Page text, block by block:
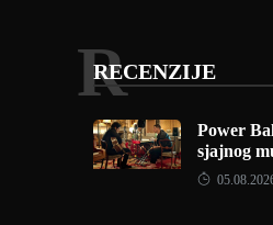
RECENZIJE
R
Power
sjajnog